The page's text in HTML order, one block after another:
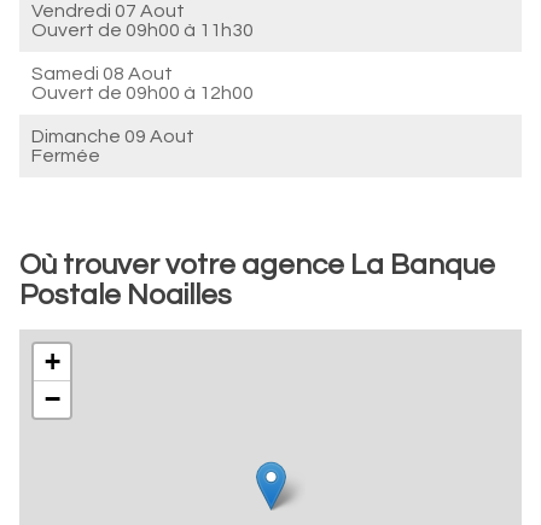
Vendredi 07 Aout
Ouvert de 09h00 à 11h30
Samedi 08 Aout
Ouvert de 09h00 à 12h00
Dimanche 09 Aout
Fermée
Où trouver votre agence La Banque
Postale Noailles
+
−